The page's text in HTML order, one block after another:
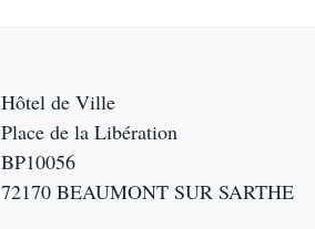
Hôtel de Ville
Place de la Libération
BP10056
72170 BEAUMONT SUR SARTHE